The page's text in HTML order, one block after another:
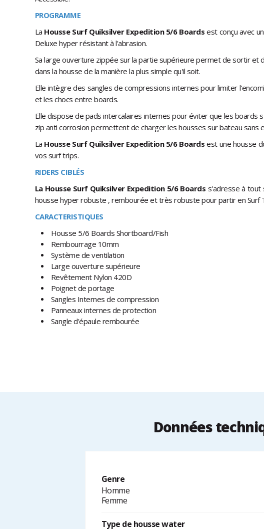
PROGRAMME
La Housse Surf Quiksilver Expedition 5/6 Boardsest conçu avec
Deluxe hyper résistant à l'abrasion.
Sa large ouverture zippée sur la partie supérieure permet de sortir et
dans la housse de la manière la plus simple qu'il soit.
Elle intègre des sangles de compressions internes pour limiter
et les chocs entre boards.
Elle dispose de pads intercalaires internes pour éviter que les boards
zip anti corrosion permettent de charger les housses sur bateau sans
La Housse Surf Quiksilver Expedition 5/6 Boards est une housse
vos surf trips.
RIDERS CIBLÉS
La Housse Surf Quiksilver Expedition 5/6 Boards s'adresse à tout
housse hyper robuste , rembourée et très robuste pour partir en Surf
CARACTERISTIQUES
Housse 5/6 Boards Shortboard/Fish
Rembourrage 10mm
Système de ventilation
Large ouverture supérieure
Revêtement Nylon 420D
Poignet de portage
Sangles Internes de compression
Panneaux internes de protection
Sangle d'épaule rembourée
Données
Genre
Homme
Femme
Type de housse water